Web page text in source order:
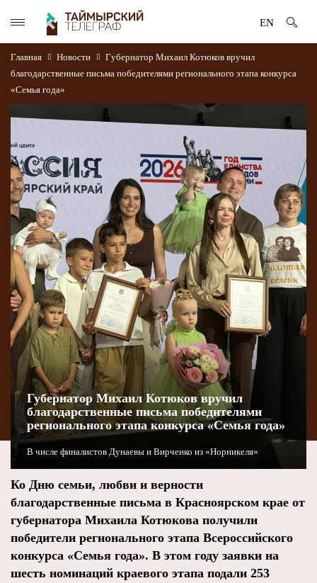
EN
Главная Новости
Губернатор Михаил Котюков вручил
благодарственные письма победителями регионального этапа конкурса
«Семья года»
Губернатор Михаил Котюков вручил
благодарственные письма победителями
регионального этапа конкурса «Семья года»
В числе финалистов Дунаевы и Вирченко из «Норникеля»
Ко Дню семьи, любви и верности
благодарственные письма в Красноярском крае от
губернатора Михаила Котюкова получили
победители регионального этапа Всероссийского
конкурса «Семья года». В этом году заявки на
шесть номинаций краевого этапа подали 253